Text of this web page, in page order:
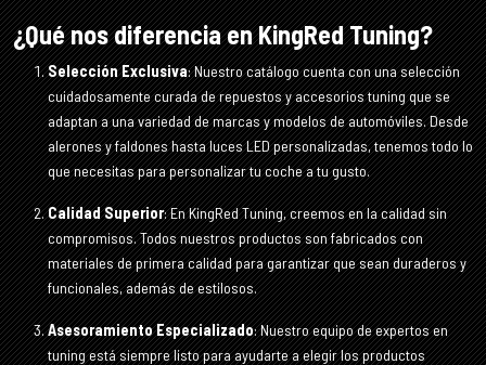
¿Qué nos diferencia en KingRed Tuning?
Selección Exclusiva: Nuestro catálogo cuenta con una selección
cuidadosamente curada de repuestos y accesorios tuning que se
adaptan a una variedad de marcas y modelos de automóviles. Desde
alerones y faldones hasta luces LED personalizadas, tenemos todo lo
que necesitas para personalizar tu coche a tu gusto.
Calidad Superior: En KingRed Tuning, creemos en la calidad sin
compromisos. Todos nuestros productos son fabricados con
materiales de primera calidad para garantizar que sean duraderos y
funcionales, además de estilosos.
Asesoramiento Especializado: Nuestro equipo de expertos en
tuning está siempre listo para ayudarte a elegir los productos